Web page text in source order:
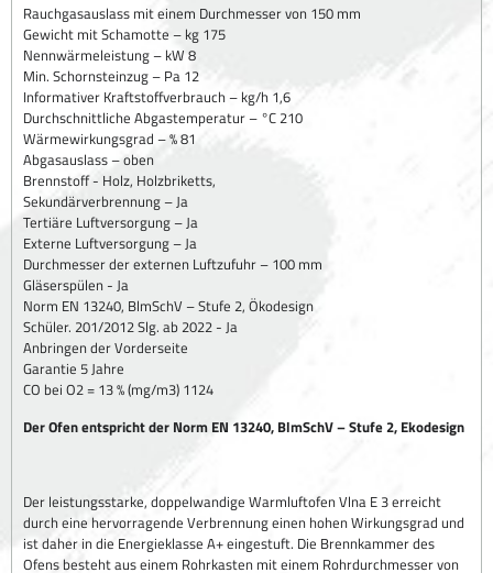
Rauchgasauslass mit einem Durchmesser von 150 mm
Gewicht mit Schamotte – kg 175
Nennwärmeleistung – kW 8
Min. Schornsteinzug – Pa 12
Informativer Kraftstoffverbrauch – kg/h 1,6
Durchschnittliche Abgastemperatur – °C 210
Wärmewirkungsgrad – % 81
Abgasauslass – oben
Brennstoff - Holz, Holzbriketts,
Sekundärverbrennung – Ja
Tertiäre Luftversorgung – Ja
Externe Luftversorgung – Ja
Durchmesser der externen Luftzufuhr – 100 mm
Gläserspülen - Ja
Norm EN 13240, BlmSchV – Stufe 2, Ökodesign
Schüler. 201/2012 Slg. ab 2022 - Ja
Anbringen der Vorderseite
Garantie 5 Jahre
CO bei O2 = 13 % (mg/m3) 1124
Der Ofen entspricht der Norm EN 13240, BlmSchV – Stufe 2, Ekodesign
Der leistungsstarke, doppelwandige Warmluftofen Vlna E 3 erreicht
durch eine hervorragende Verbrennung einen hohen Wirkungsgrad und
ist daher in die Energieklasse A+ eingestuft. Die Brennkammer des
Ofens besteht aus einem Rohrkasten mit einem Rohrdurchmesser von